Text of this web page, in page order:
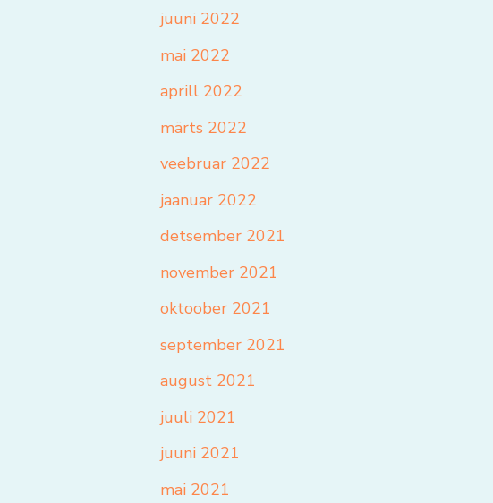
juuni 2022
mai 2022
aprill 2022
märts 2022
veebruar 2022
jaanuar 2022
detsember 2021
november 2021
oktoober 2021
september 2021
august 2021
juuli 2021
juuni 2021
mai 2021